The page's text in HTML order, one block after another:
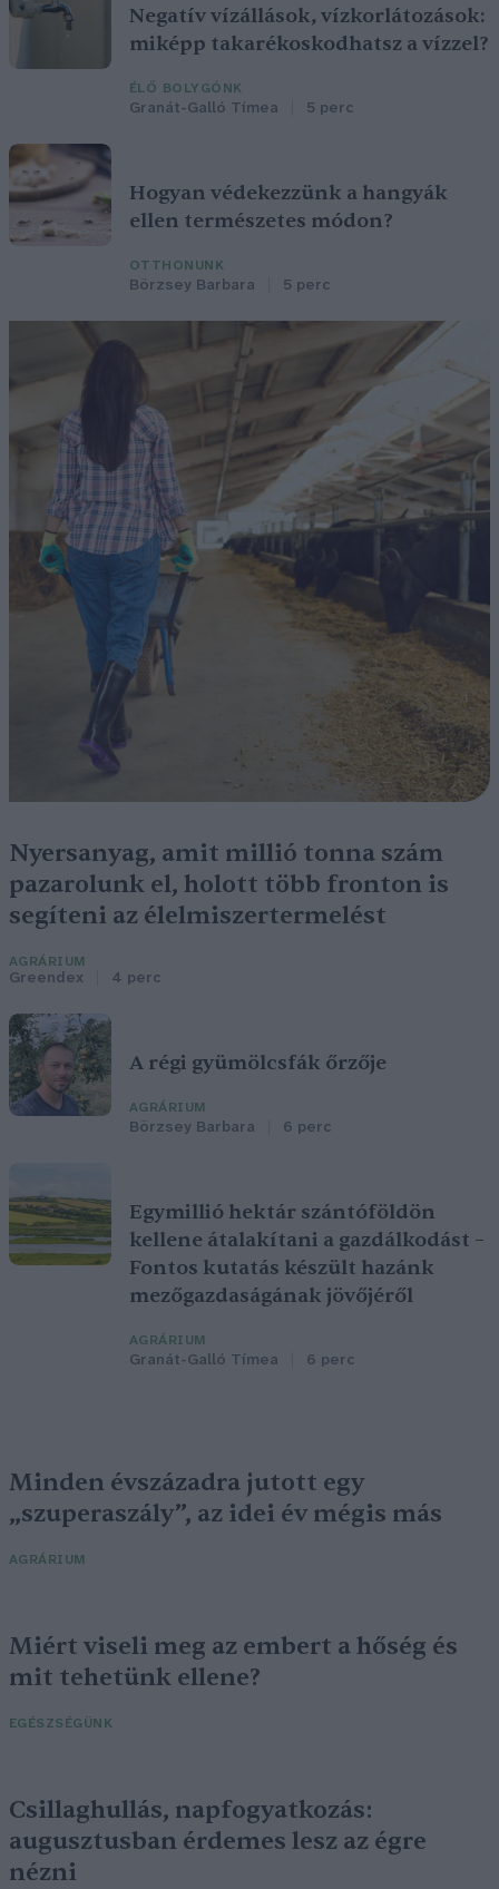
Negatív vízállások, vízkorlátozások:
miképp takarékoskodhatsz a vízzel?
ÉLŐ BOLYGÓNK
Granát-Galló Tímea 5 perc
Hogyan védekezzünk a hangyák
ellen természetes módon?
OTTHONUNK
Börzsey Barbara 5 perc
Nyersanyag, amit millió tonna szám
pazarolunk el, holott több fronton is
segíteni az élelmiszertermelést
AGRÁRIUM
Greendex 4 perc
A régi gyümölcsfák őrzője
AGRÁRIUM
Börzsey Barbara 6 perc
Egymillió hektár szántóföldön
kellene átalakítani a gazdálkodást –
Fontos kutatás készült hazánk
mezőgazdaságának jövőjéről
AGRÁRIUM
Granát-Galló Tímea 6 perc
Minden évszázadra jutott egy
„szuperaszály”, az idei év mégis más
AGRÁRIUM
Miért viseli meg az embert a hőség és
mit tehetünk ellene?
EGÉSZSÉGÜNK
Csillaghullás, napfogyatkozás:
augusztusban érdemes lesz az égre
nézni